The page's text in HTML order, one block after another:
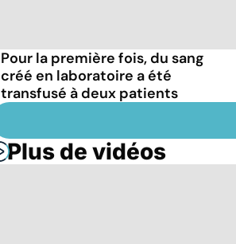
Pour la première fois, du sang
créé en laboratoire a été
transfusé à deux patients
Plus de vidéos